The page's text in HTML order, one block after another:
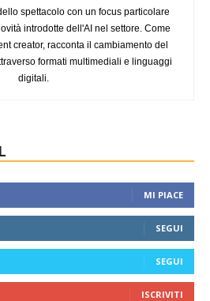
spettacolo con un focus particolare
introdotte dell'AI nel settore. Come
creator, racconta il cambiamento del
formati multimediali e linguaggi
digitali.
MI PIACE
SEGUI
SEGUI
ISCRIVITI